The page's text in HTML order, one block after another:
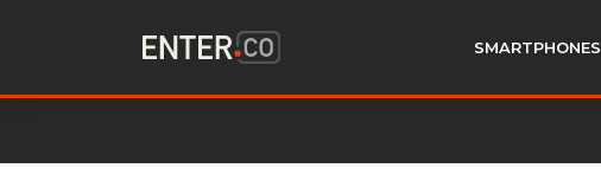
SMARTPHONES